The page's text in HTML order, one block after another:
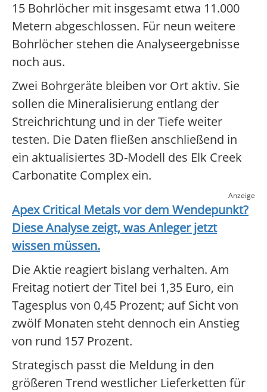
15 Bohrlöcher mit insgesamt etwa 11.000
Metern abgeschlossen. Für neun weitere
Bohrlöcher stehen die Analyseergebnisse
noch aus.
Zwei Bohrgeräte bleiben vor Ort aktiv. Sie
sollen die Mineralisierung entlang der
Streichrichtung und in der Tiefe weiter
testen. Die Daten fließen anschließend in
ein aktualisiertes 3D-Modell des Elk Creek
Carbonatite Complex ein.
Anzeige
Apex Critical Metalsvor dem Wendepunkt?
Diese Analyse zeigt, was Anleger jetzt
wissen müssen.
Die Aktie reagiert bislang verhalten. Am
Freitag notiert der Titel bei 1,35 Euro, ein
Tagesplus von 0,45 Prozent; auf Sicht von
zwölf Monaten steht dennoch ein Anstieg
von rund 157 Prozent.
Strategisch passt die Meldung in den
größeren Trend westlicher Lieferketten für